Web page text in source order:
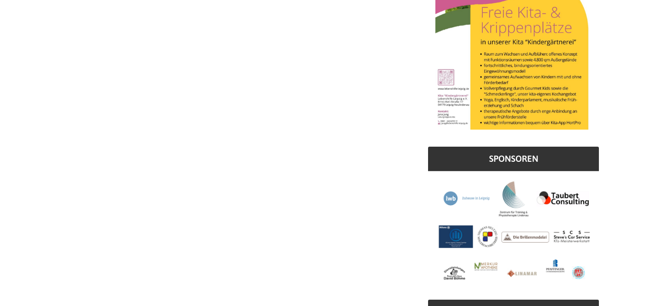
SPONSOREN